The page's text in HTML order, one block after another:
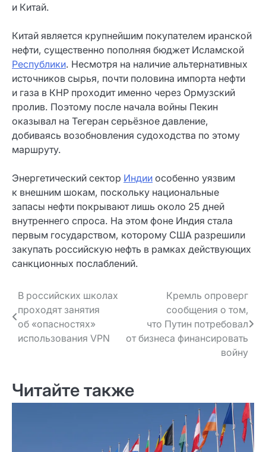
и Китай.
Китай является крупнейшим покупателем иранской
нефти, существенно пополняя бюджет Исламской
Республики. Несмотря на наличие альтернативных
источников сырья, почти половина импорта нефти
и газа в КНР проходит именно через Ормузский
пролив. Поэтому после начала войны Пекин
оказывал на Тегеран серьёзное давление,
добиваясь возобновления судоходства по этому
маршруту.
Энергетический сектор Индии особенно уязвим
к внешним шокам, поскольку национальные
запасы нефти покрывают лишь около 25 дней
внутреннего спроса. На этом фоне Индия стала
первым государством, которому США разрешили
закупать российскую нефть в рамках действующих
санкционных послаблений.
Навигация
по записям
В российских школах
проходят занятия
об «опасностях»
использования VPN
Кремль опроверг
сообщения о том,
что Путин потребовал
от бизнеса финансировать
войну
Читайте также